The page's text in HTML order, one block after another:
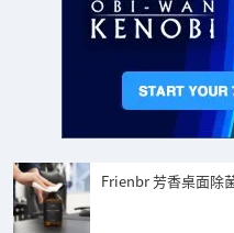
Frienbr 芳香桌面除